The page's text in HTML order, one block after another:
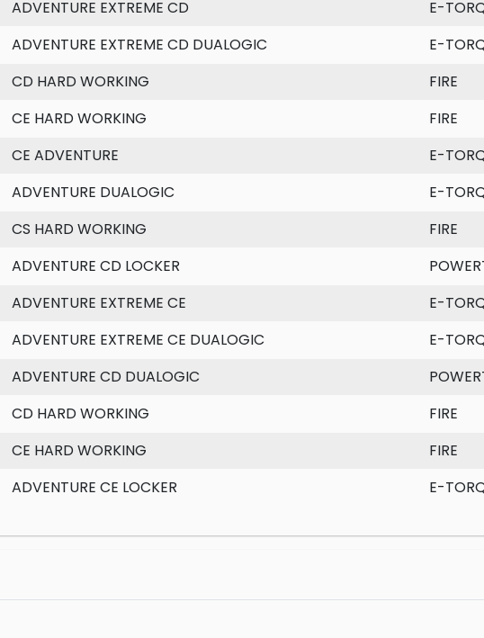
ADVENTURE EXTREME CD E-
ADVENTURE EXTREME CD DUALOGIC E-
CD HARD WORKING FIRE
CE HARD WORKING FIRE
CE ADVENTURE E-
ADVENTURE DUALOGIC E-
CS HARD WORKING FIRE
ADVENTURE CD LOCKER
ADVENTURE EXTREME CE E-
ADVENTURE EXTREME CE DUALOGIC E-
ADVENTURE CD DUALOGIC
CD HARD WORKING FIRE
CE HARD WORKING FIRE
ADVENTURE CE LOCKER E-